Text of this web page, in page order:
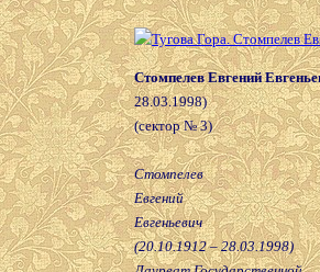
Стомпелев Евгений
28.03.1998)
(сектор № 3)
Стомпелев
Евгений
Евгеньевич
(20.10.1912 – 28.03.1998)